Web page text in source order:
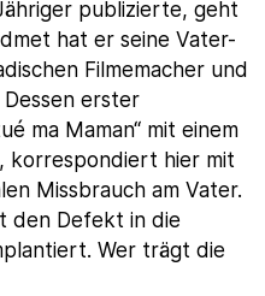
publizierte, geht
hat er seine Vater-
Filmemacher und
Dessen erster
ma Maman“ mit einem
korrespondiert hier mit
Missbrauch am Vater.
den Defekt in die
Wer trägt die